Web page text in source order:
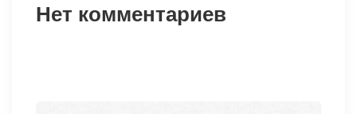
Нет комментариев